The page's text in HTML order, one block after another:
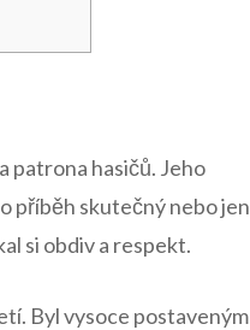
patrona hasičů. Jeho
⁣příběh skutečný nebo jen
si obdiv a ⁣respekt.
Byl vysoce postaveným